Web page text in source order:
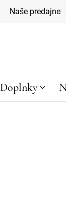
Naše predajne
Doplnky